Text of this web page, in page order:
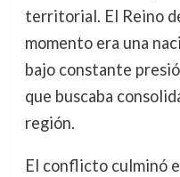
territorial. El Reino
momento era una
bajo constante
que buscaba
región.
El conflicto culminó